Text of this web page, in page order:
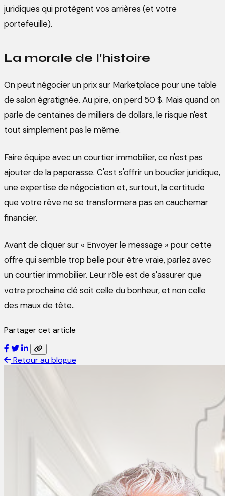
juridiques qui protègent vos arrières (et votre
portefeuille).
La morale de l'histoire
On peut négocier un prix sur Marketplace pour une table
de salon égratignée. Au pire, on perd 50 $. Mais quand on
parle de centaines de milliers de dollars, le risque n'est
tout simplement pas le même.
Faire équipe avec un courtier immobilier, ce n'est pas
ajouter de la paperasse. C'est s'offrir un bouclier juridique,
une expertise de négociation et, surtout, la certitude
que votre rêve ne se transformera pas en cauchemar
financier.
Avant de cliquer sur « Envoyer le message » pour cette
offre qui semble trop belle pour être vraie, parlez avec
un courtier immobilier. Leur rôle est de s'assurer que
votre prochaine clé soit celle du bonheur, et non celle
des maux de tête..
Partager cet article
Retour au blogue